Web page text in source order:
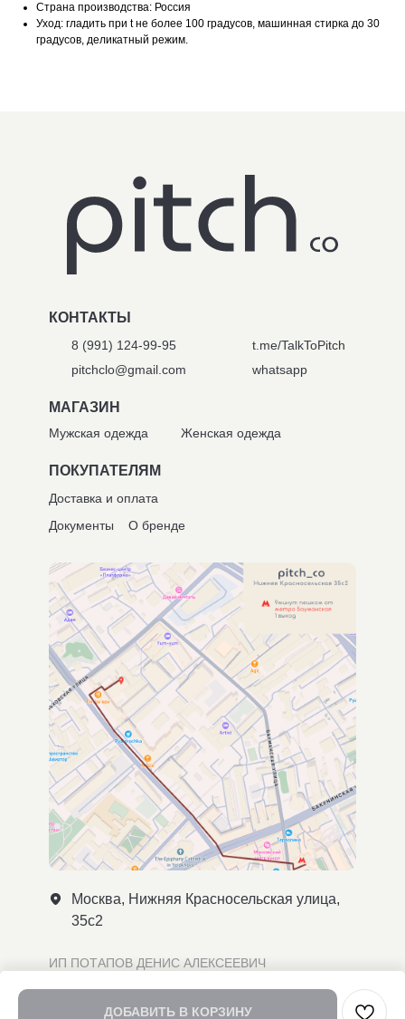
ДОБАВИТЬ В КОРЗИНУ
Страна производства: Россия
Уход: гладить при t не более 100 градусов, машинная стирка до 30
градусов, деликатный режим.
whatsapp
t.me/TalkToPitch
pitchclo@gmail.com
8 (991) 124-99-95
МАГАЗИН
Мужская одежда
Доставка и оплата
Документы
ПОКУПАТЕЛЯМ
КОНТАКТЫ
Москва, Нижняя Красносельская улица,
35с2
Женская одежда
О бренде
ОГРН 323547600093933
ИП ПОТАПОВ ДЕНИС АЛЕКСЕЕВИЧ